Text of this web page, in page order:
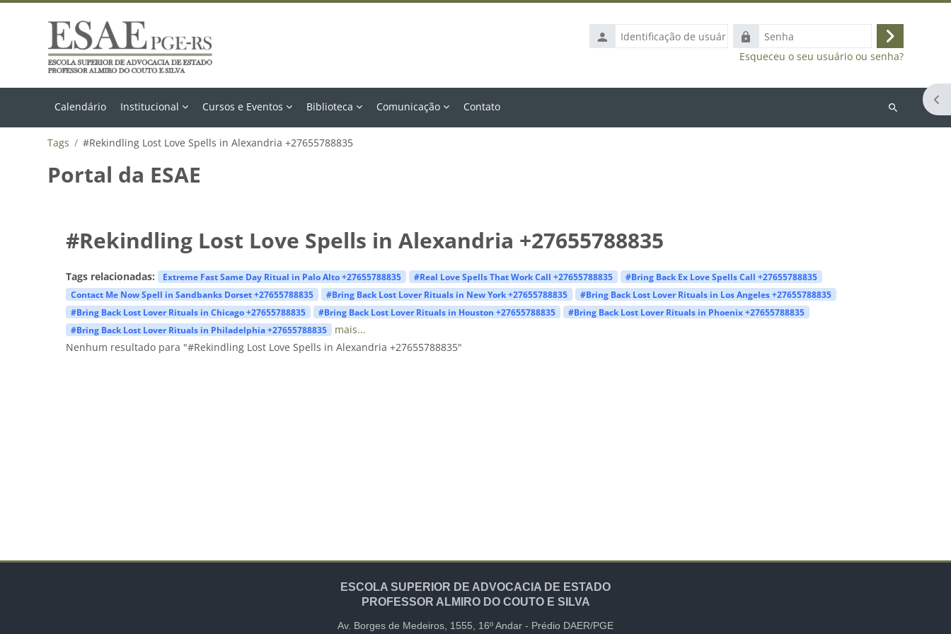
Identificação
de
Senha
Acessar
Esqueceu o seu usuário ou senha?
Calendário Institucional Cursos e Eventos Biblioteca Comunicação Contato
Buscar
Tags #Rekindling Lost Love Spells in Alexandria +27655788835
Portal da ESAE
#Rekindling Lost Love Spells in Alexandria +27655788835
Tags relacionadas: Extreme Fast Same Day Ritual in Palo Alto +27655788835 #Real Love Spells That Work Call +27655788835
#Bring Back Ex Love Spells Call +27655788835
Contact Me Now Spell in Sandbanks Dorset +27655788835
#Bring Back Lost Lover Rituals in New York +27655788835
#Bring Back Lost Lover Rituals in Los Angeles +27655788835
#Bring Back Lost Lover Rituals in Chicago +27655788835
#Bring Back Lost Lover Rituals in Houston +27655788835
#Bring Back Lost Lover Rituals in Phoenix +27655788835
#Bring Back Lost Lover Rituals in Philadelphia +27655788835
mais...
Nenhum resultado para "#Rekindling Lost Love Spells in Alexandria +27655788835"
ESCOLA SUPERIOR DE ADVOCACIA DE ESTADO
PROFESSOR ALMIRO DO COUTO E SILVA
Av. Borges de Medeiros, 1555, 16º Andar - Prédio DAER/PGE